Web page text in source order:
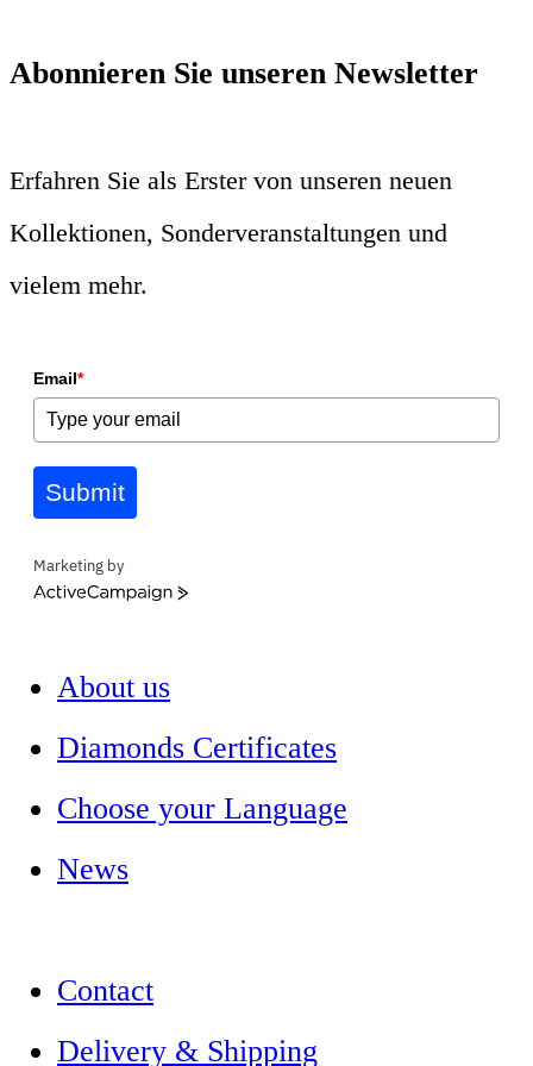
Abonnieren Sie unseren Newsletter
Erfahren Sie als Erster von unseren neuen
Kollektionen, Sonderveranstaltungen und
vielem mehr.
Email*
Submit
Marketing by
ActiveCampaign
About us
Diamonds Certificates
Choose your Language
News
Contact
Delivery & Shipping